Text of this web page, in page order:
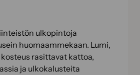
ulkopintoja
huomaammekaan. Lumi,
rasittavat kattoa,
ja ulkokalusteita